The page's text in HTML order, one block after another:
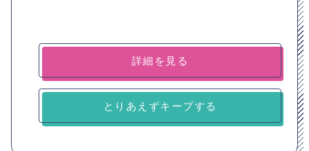
詳細を見る
とりあえずキープする